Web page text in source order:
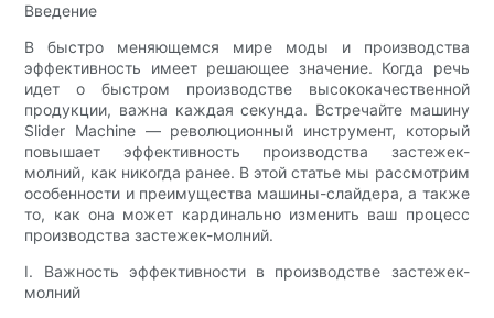
Введение
В быстро меняющемся мире моды и производства
эффективность имеет решающее значение. Когда речь
идет о быстром производстве высококачественной
продукции, важна каждая секунда. Встречайте машину
Slider Machine — революционный инструмент, который
повышает эффективность производства застежек-
молний, как никогда ранее. В этой статье мы рассмотрим
особенности и преимущества машины-слайдера, а также
то, как она может кардинально изменить ваш процесс
производства застежек-молний.
I. Важность эффективности в производстве застежек-
молний